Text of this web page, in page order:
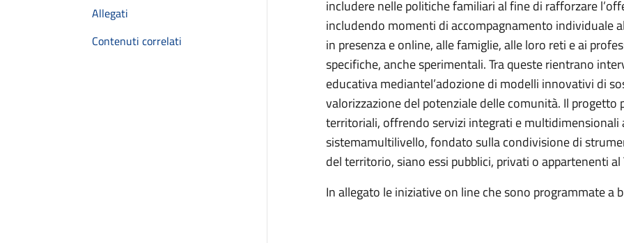
Allegati
Contenuti correlati
includere nelle politiche familiari al fine di rafforzare
includendo momenti di accompagnamento individuale
in presenza e online, alle famiglie, alle loro reti e ai
specifiche, anche sperimentali. Tra queste rientrano
educativa mediantel’adozione di modelli innovativi di
valorizzazione del potenziale delle comunità. Il progetto
territoriali, offrendo servizi integrati e
sistemamultilivello, fondato sulla condivisione di
del territorio, siano essi pubblici, privati o appartenenti al
In allegato le iniziative on line che sono programmate a